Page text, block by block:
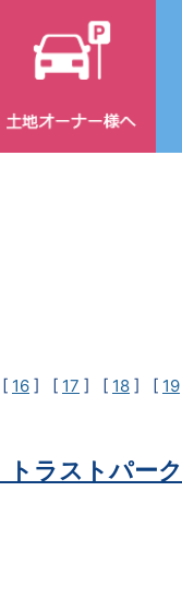
16 ] [ 17 ] [ 18 ] [ 19
トラストパー